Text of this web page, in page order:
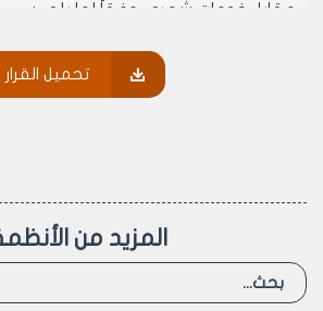
مقابل خدمات شهري وفقاً لما يلي :
1- تكلف الفنادق برسم مقابل خدمات
لا يقل الرسم عن /8000/ ل س ولا يزيد عن /12000/ ل س شهرياَ
تحميل القرار
المزيد من